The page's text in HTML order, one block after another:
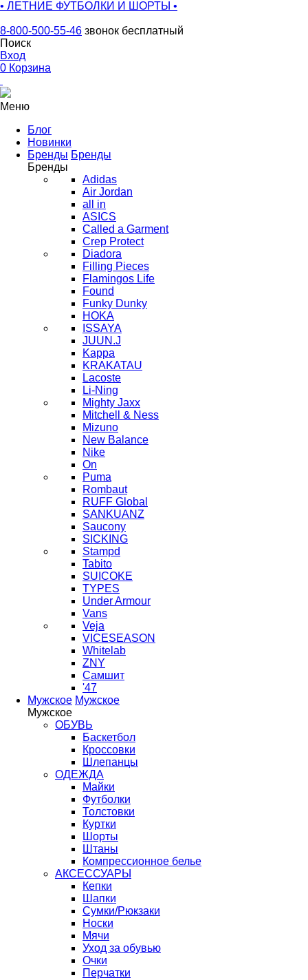
• ЛЕТНИЕ ФУТБОЛКИ И ШОРТЫ •
8-800-500-55-46 звонок бесплатный
Поиск
Вход
0 Корзина
Меню
Блог
Новинки
Бренды Бренды
Бренды
Adidas
Air Jordan
all in
ASICS
Called a Garment
Crep Protect
Diadora
Filling Pieces
Flamingos Life
Found
Funky Dunky
HOKA
ISSAYA
JUUN.J
Kappa
KRAKATAU
Lacoste
Li-Ning
Mighty Jaxx
Mitchell & Ness
Mizuno
New Balance
Nike
On
Puma
Rombaut
RUFF Global
SANKUANZ
Saucony
SICKING
Stampd
Tabito
SUICOKE
TYPES
Under Armour
Vans
Veja
VICESEASON
Whitelab
ZNY
Самшит
'47
Мужское Мужское
Мужское
ОБУВЬ
Баскетбол
Кроссовки
Шлепанцы
ОДЕЖДА
Майки
Футболки
Толстовки
Куртки
Шорты
Штаны
Компрессионное белье
АКСЕССУАРЫ
Кепки
Шапки
Сумки/Рюкзаки
Носки
Мячи
Уход за обувью
Очки
Перчатки